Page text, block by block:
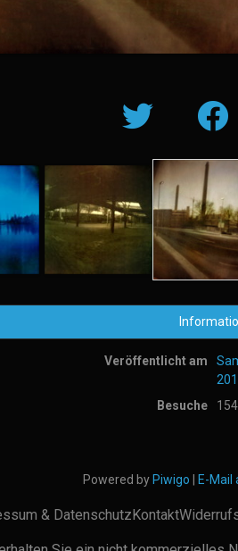
Veröffentlicht am
Besuche
Powered by Piwigo E-Mail
& DatenschutzKontakt